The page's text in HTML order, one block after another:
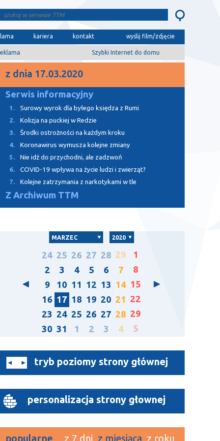
kariera kontakt wyślij film/zdjęcie
Szybki Internet do domu
z dnia 17.03.2020
Serwis informacyjny
1.
Surowy wyrok dla byłego księdza z Rumi
2.
Kolizja na puckiej w Redzie
3.
Środki ostrożności na każdym kroku
4.
Koronawirus wymusza kolejne zmiany
5.
Nie idź do przychodni, ale zadzwoń
6.
COVID-19 wpływa na życie ludzi i zwierząt?
7.
Kolejne zatrzymania z narkotykami w tle
Z Archiwum TTM
MARZEC 2020
24 25 26 27 28 29
1
2
3 4 5 6 7
8
9
10 11 12 13 14 15
16 17 18 19 20 21 22
23 24 25 26 27 28 29
30 31 1 2 3 4 5
tryb poziomy strony głównej
personalizacja strony głownej
popularne z 7 dni z miesiąca z roku